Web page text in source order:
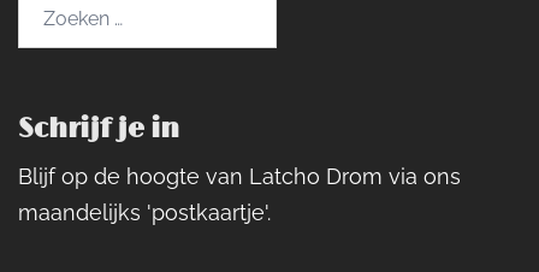
Schrijf je in
Blijf op de hoogte van Latcho Drom via ons
maandelijks 'postkaartje'.